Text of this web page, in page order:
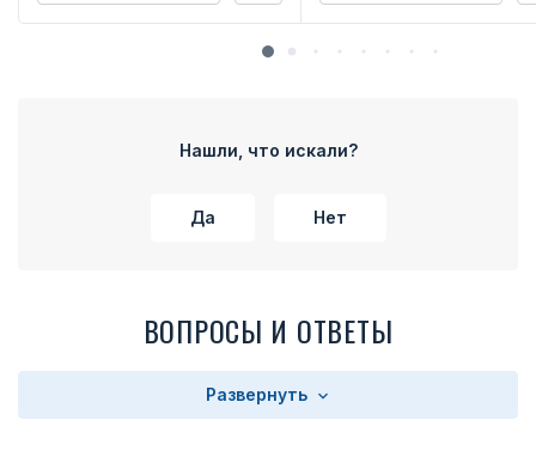
Нашли, что искали?
Да Нет
ВОПРОСЫ И ОТВЕТЫ
Развернуть